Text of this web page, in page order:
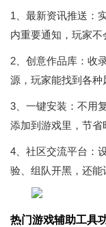
1、最新资讯推送：
内重要通知，玩家不
2、创意作品库：收
源，玩家能找到各种
3、一键安装：不用
添加到游戏里，节省
4、社区交流平台：
验、组队开黑，还能
热门游戏辅助工具